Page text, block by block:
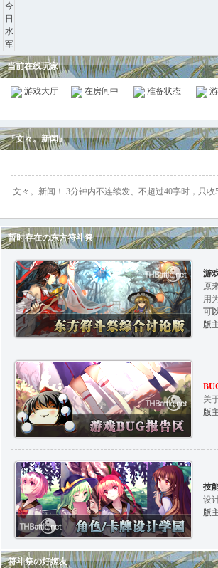
方
今
日
水
军
当前在线玩家
游戏大厅 在房间中 准备状态
『文々。新闻』
暂时存在の东方符斗祭
游
原
用
可
版
关
版
技
设
版
符斗祭の好姬友